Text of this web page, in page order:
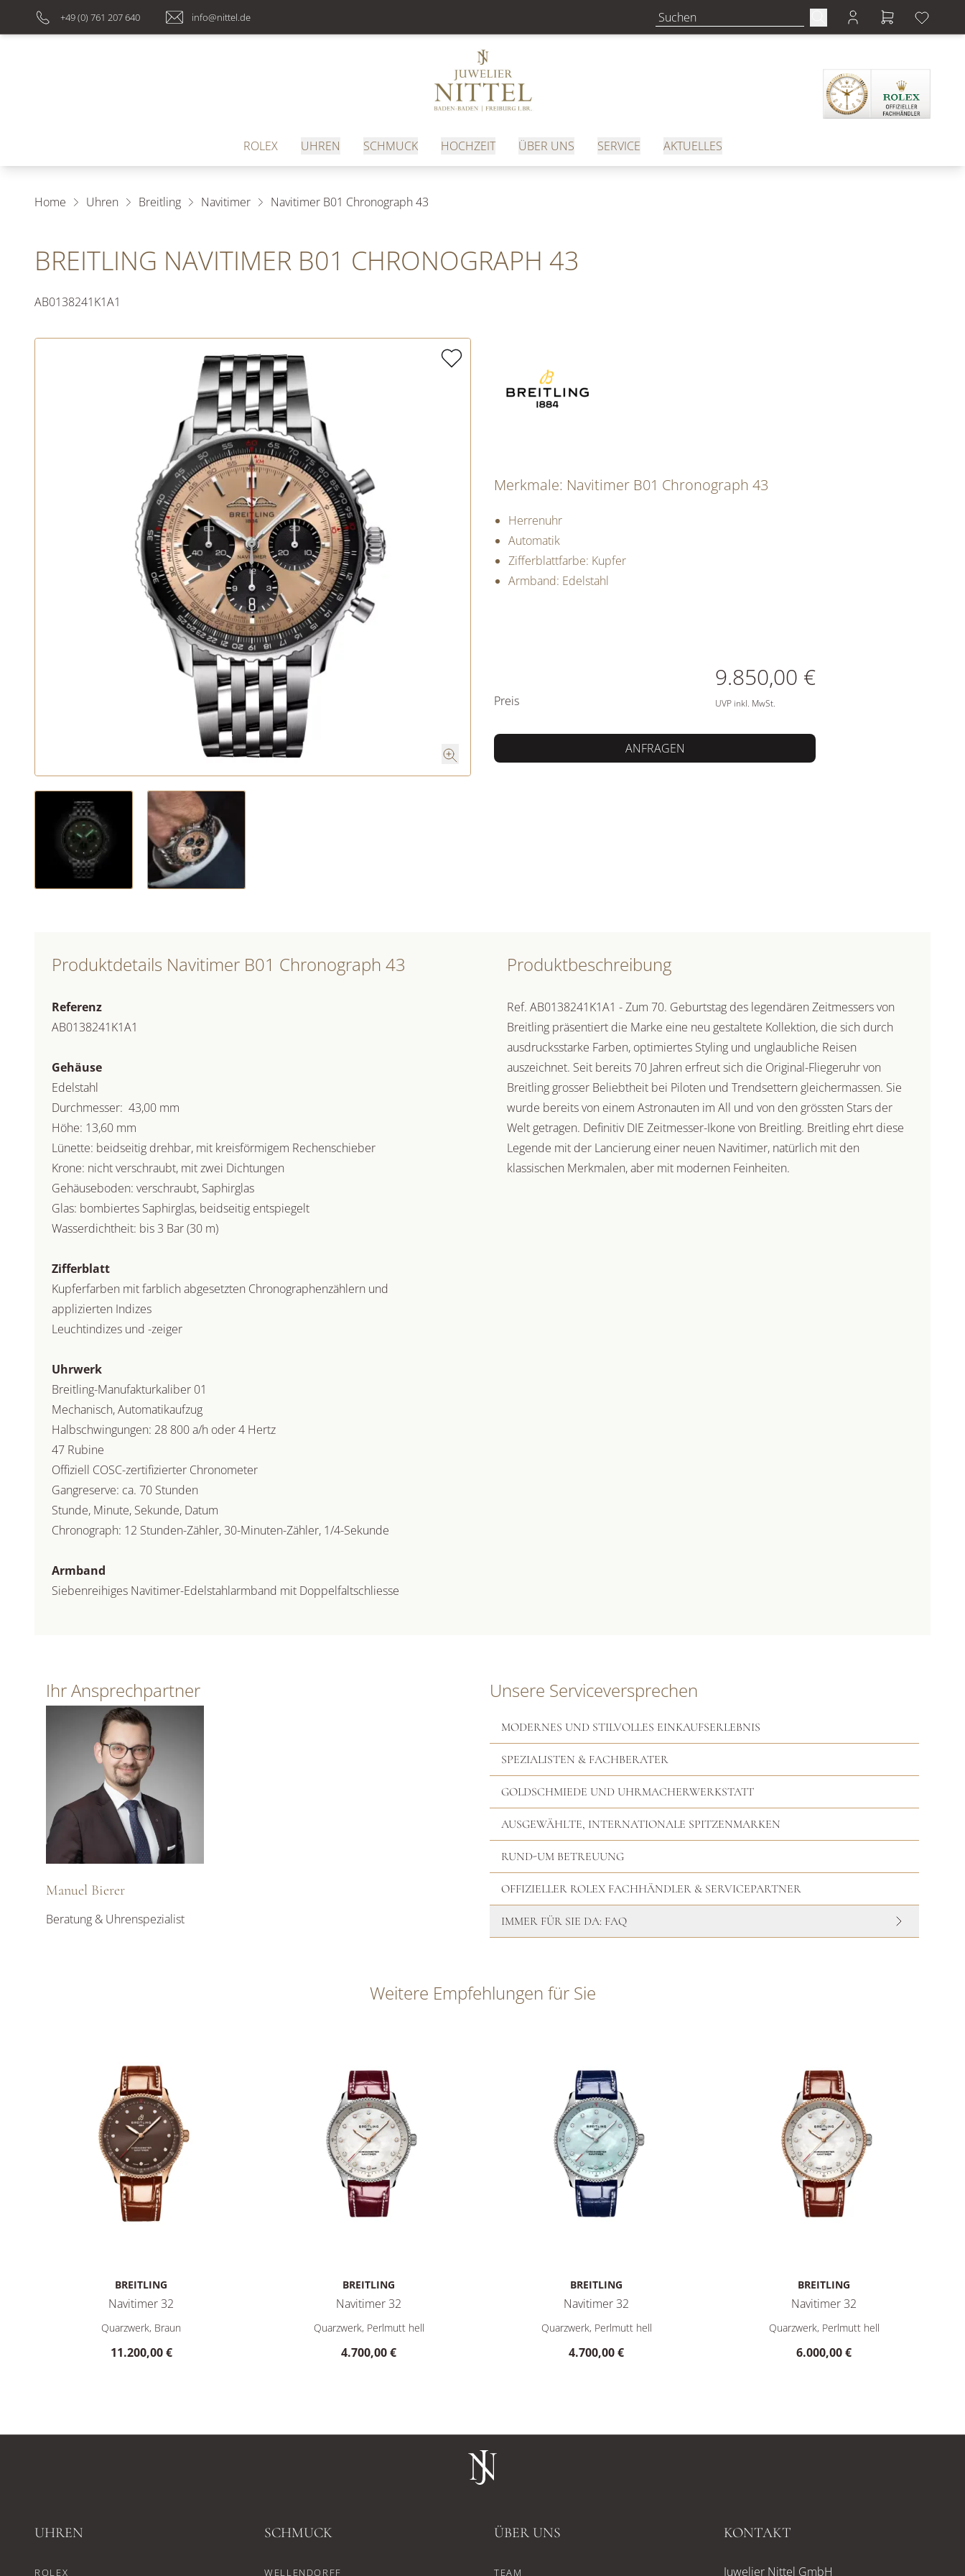
+49 (0) 761 207 640 info@nittel.de
ROLEX UHREN SCHMUCK HOCHZEIT ÜBER UNS SERVICE AKTUELLES
Home Uhren Breitling Navitimer Navitimer B01 Chronograph 43
BREITLING NAVITIMER B01 CHRONOGRAPH 43
AB0138241K1A1
Merkmale: Navitimer B01 Chronograph 43
Herrenuhr
Automatik
Zifferblattfarbe: Kupfer
Armband: Edelstahl
PREISINFORMATIONEN
Preis
9.850,00 €
UVP inkl. MwSt.
ANFRAGEN
Produktdetails Navitimer B01 Chronograph 43
Referenz
AB0138241K1A1
Gehäuse
Edelstahl
Durchmesser: 43,00 mm
Höhe: 13,60 mm
Lünette: beidseitig drehbar, mit kreisförmigem Rechenschieber
Krone: nicht verschraubt, mit zwei Dichtungen
Gehäuseboden: verschraubt, Saphirglas
Glas: bombiertes Saphirglas, beidseitig entspiegelt
Wasserdichtheit: bis 3 Bar (30 m)
Zifferblatt
Kupferfarben mit farblich abgesetzten Chronographenzählern und
applizierten Indizes
Leuchtindizes und -zeiger
Uhrwerk
Breitling-Manufakturkaliber 01
Mechanisch, Automatikaufzug
Halbschwingungen: 28 800 a/h oder 4 Hertz
47 Rubine
Offiziell COSC-zertifizierter Chronometer
Gangreserve: ca. 70 Stunden
Stunde, Minute, Sekunde, Datum
Chronograph: 12 Stunden-Zähler, 30-Minuten-Zähler, 1/4-Sekunde
Armband
Siebenreihiges Navitimer-Edelstahlarmband mit Doppelfaltschliesse
Produktbeschreibung
Ref. AB0138241K1A1 - Zum 70. Geburtstag des legendären Zeitmessers von
Breitling präsentiert die Marke eine neu gestaltete Kollektion, die sich durch
ausdrucksstarke Farben, optimiertes Styling und unglaubliche Reisen
auszeichnet. Seit bereits 70 Jahren erfreut sich die Original-Fliegeruhr von
Breitling grosser Beliebtheit bei Piloten und Trendsettern gleichermassen. Sie
wurde bereits von einem Astronauten im All und von den grössten Stars der
Welt getragen. Definitiv DIE Zeitmesser-Ikone von Breitling. Breitling ehrt diese
Legende mit der Lancierung einer neuen Navitimer, natürlich mit den
klassischen Merkmalen, aber mit modernen Feinheiten.
Ihr Ansprechpartner
Manuel Bierer
Beratung & Uhrenspezialist
Unsere Serviceversprechen
MODERNES UND STILVOLLES EINKAUFSERLEBNIS
SPEZIALISTEN & FACHBERATER
GOLDSCHMIEDE UND UHRMACHERWERKSTATT
AUSGEWÄHLTE, INTERNATIONALE SPITZENMARKEN
RUND-UM BETREUUNG
OFFIZIELLER ROLEX FACHHÄNDLER & SERVICEPARTNER
IMMER FÜR SIE DA: FAQ
Weitere Empfehlungen für Sie
BREITLING
Navitimer 32
Breitling Navitimer 32, Ref: R77320E31Q1P1, Preis: 11.200,00 €
Quarzwerk, Braun
11.200,00 €
BREITLING
Navitimer 32
Breitling Navitimer 32, Ref: A77320E61A2P2, Preis: 4.700,00 €
Quarzwerk, Perlmutt hell
4.700,00 €
BREITLING
Navitimer 32
Breitling Navitimer 32, Ref: A77320171C1P1, Preis: 4.700,00 €
Quarzwerk, Perlmutt hell
4.700,00 €
BREITLING
Navitimer 32
Breitling Navitimer 32, Ref: U77320E61A1P1,
Quarzwerk, Perlmutt hell
6.000,00 €
UHREN
ROLEX
SCHMUCK
WELLENDORFF
ÜBER UNS
TEAM
KONTAKT
Juwelier Nittel GmbH